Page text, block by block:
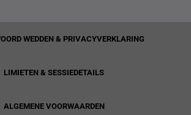
WEDDEN & PRIVACYVERKLARING
LIMIETEN & SESSIEDETAILS
ALGEMENE VOORWAARDEN